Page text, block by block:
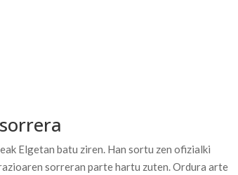
Elgetan batu ziren. Han sortu zen ofizialki
sorreran parte hartu zuten. Ordura arte